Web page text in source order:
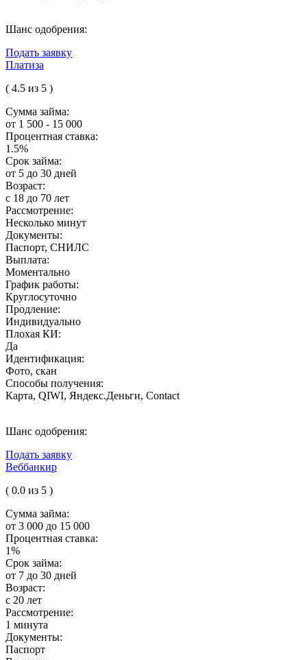
Шанс одобрения:
Подать заявку
Платиза
( 4.5 из 5 )
Сумма займа:
от 1 500 - 15 000
Процентная ставка:
1.5%
Срок займа:
от 5 до 30 дней
Возраст:
с 18 до 70 лет
Рассмотрение:
Несколько минут
Документы:
Паспорт, СНИЛС
Выплата:
Моментально
График работы:
Круглосуточно
Продление:
Индивидуально
Плохая КИ:
Да
Идентификация:
Фото, скан
Способы получения:
Карта, QIWI, Яндекс.Деньги, Contact
Шанс одобрения:
Подать заявку
Веббанкир
( 0.0 из 5 )
Сумма займа:
от 3 000 до 15 000
Процентная ставка:
1%
Срок займа:
от 7 до 30 дней
Возраст:
с 20 лет
Рассмотрение:
1 минута
Документы:
Паспорт